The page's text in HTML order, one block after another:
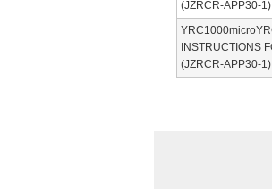
(JZRCR-APP30-1)
INSTRUCTIONS
(JZRCR-APP30-1)